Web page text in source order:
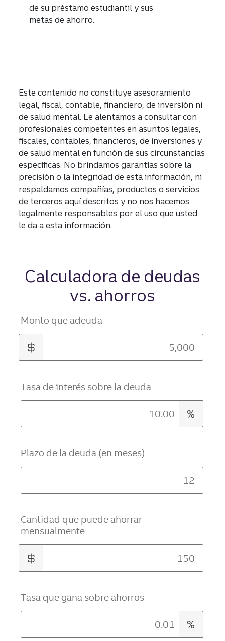
de su préstamo estudiantil y sus
metas de ahorro.
Este contenido no constituye asesoramiento
legal, fiscal, contable, financiero, de inversión ni
de salud mental. Le alentamos a consultar con
profesionales competentes en asuntos legales,
fiscales, contables, financieros, de inversiones y
de salud mental en función de sus circunstancias
específicas. No brindamos garantías sobre la
precisión o la integridad de esta información, ni
respaldamos compañías, productos o servicios
de terceros aquí descritos y no nos hacemos
legalmente responsables por el uso que usted
le da a esta información.
Calculadora de deudas
vs. ahorros